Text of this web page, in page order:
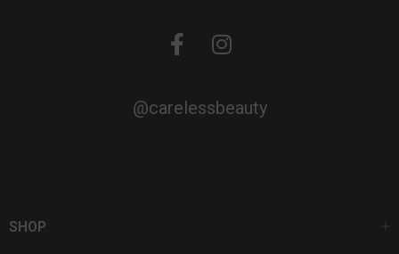
@carelessbeauty
SHOP